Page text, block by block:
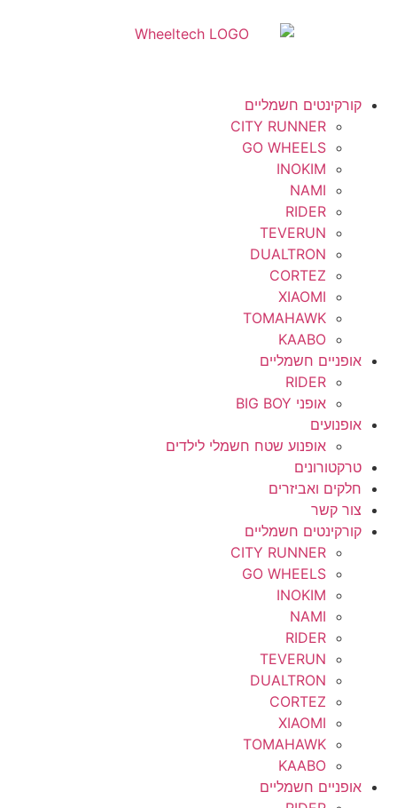
קורקינטים חשמליים
CITY RUNNER
GO WHEELS
INOKIM
NAMI
RIDER
TEVERUN
DUALTRON
CORTEZ
XIAOMI
TOMAHAWK
KAABO
אופניים חשמליים
RIDER
אופני BIG BOY
אופנועים
אופנוע שטח חשמלי לילדים
טרקטורונים
חלקים ואביזרים
צור קשר
קורקינטים חשמליים
CITY RUNNER
GO WHEELS
INOKIM
NAMI
RIDER
TEVERUN
DUALTRON
CORTEZ
XIAOMI
TOMAHAWK
KAABO
אופניים חשמליים